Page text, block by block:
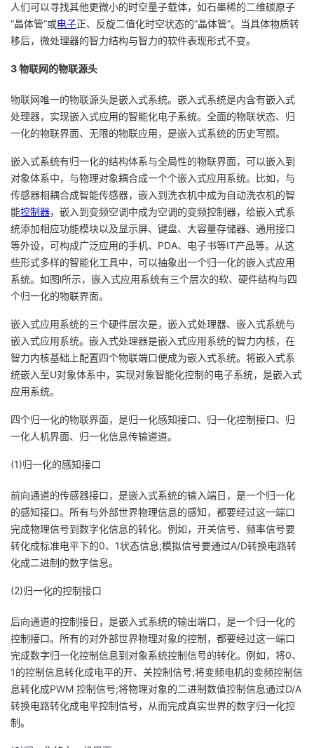
人们可以寻找其他更微小的时空量子载体，如石墨稀的二维碳原子
“晶体管”或电子正、反旋二值化时空状态的“晶体管”。当具体物质转
移后，微处理器的智力结构与智力的软件表现形式不变。
3 物联网的物联源头
物联网唯一的物联源头是嵌入式系统。嵌入式系统是内含有嵌入式
处理器，实现嵌入式应用的智能化电子系统。全面的物联状态、归
一化的物联界面、无限的物联应用，是嵌入式系统的历史写照。
嵌入式系统有归一化的结构体系与全局性的物联界面，可以嵌入到
对象体系中，与物理对象耦合成一个个嵌入式应用系统。比如，与
传感器相耦合成智能传感器，嵌入到洗衣机中成为自动洗衣机的智
能控制器，嵌入到变频空调中成为空调的变频控制器，给嵌入式系
统添加相应功能模块以及显示屏、键盘、大容量存储器、通用接口
等外设，可构成广泛应用的手机、PDA、电子书等IT产品等。从这
些形式多样的智能化工具中，可以抽象出一个归一化的嵌入式应用
系统。如图l所示，嵌入式应用系统有三个层次的软、硬件结构与四
个归一化的物联界面。
嵌入式应用系统的三个硬件层次是，嵌入式处理器、嵌入式系统与
嵌入式应用系统。嵌入式处理器是嵌入式应用系统的智力内核，在
智力内核基础上配置四个物联端口便成为嵌入式系统。将嵌入式系
统嵌入至U对象体系中，实现对象智能化控制的电子系统，是嵌入式
应用系统。
四个归一化的物联界面，是归一化感知接口、归一化控制接口、归
一化人机界面、归一化信息传输道道。
(1)归一化的感知接口
前向通道的传感器接口，是嵌入式系统的输入端日，是一个归一化
的感知接口。所有与外部世界物理信息的感知，都要经过这一端口
完成物理信号到数字化信息的转化。例如，开关信号、频率信号要
转化成标准电平下的0、1状态信息;模拟信号要通过A/D转换电路转
化成二进制的数字信息。
(2)归一化的控制接口
后向通道的控制接日，是嵌入式系统的输出端口，是一个归一化的
控制接口。所有的对外部世界物理对象的控制，都要经过这一端口
完成数字归一化控制信息到对象系统控制信号的转化。例如，将0、
1的控制信息转化成电平的开、关控制信号;将变频电机的变频控制信
息转化成PWM 控制信号;将物理对象的二进制数值控制信息通过D/A
转换电路转化成电平控制信号，从而完成真实世界的数字归一化控
制。